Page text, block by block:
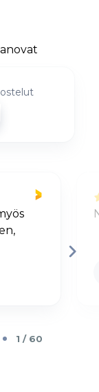
1 / 60